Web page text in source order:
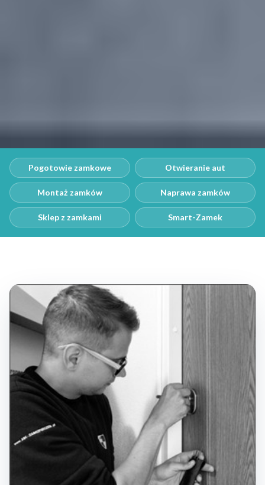
Pogotowie zamkowe Otwieranie aut
Montaż zamków Naprawa zamków
Sklep z zamkami Smart-Zamek